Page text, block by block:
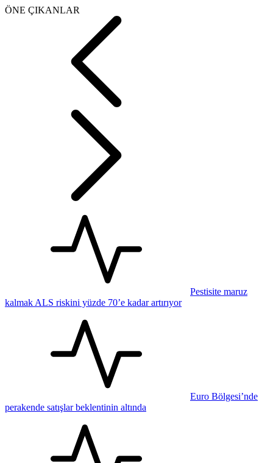
ÖNE ÇIKANLAR
Pestisite maruz
kalmak ALS riskini yüzde 70’e kadar artırıyor
Euro Bölgesi’nde
perakende satışlar beklentinin altında